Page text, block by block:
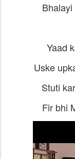
Yaad
Uske
Stuti
Fir bhi